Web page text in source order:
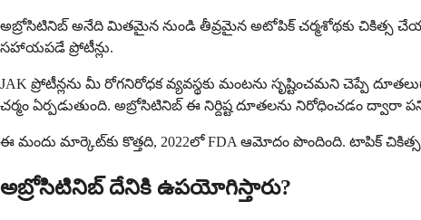
అబ్రోసిటినిబ్ అనేది మితమైన నుండి తీవ్రమైన అటోపిక్ చర్మశోథకు చికిత్స
సహాయపడే ప్రోటీన్లు.
JAK ప్రోటీన్లను మీ రోగనిరోధక వ్యవస్థకు మంటను సృష్టించమని చెప్పే
చర్మం ఏర్పడుతుంది. అబ్రోసిటినిబ్ ఈ నిర్దిష్ట దూతలను నిరోధించడం
ఈ మందు మార్కెట్‌కు కొత్తది, 2022లో FDA ఆమోదం పొందింది. టాపిక్
అబ్రోసిటినిబ్ దేనికి ఉపయోగిస్తారు?